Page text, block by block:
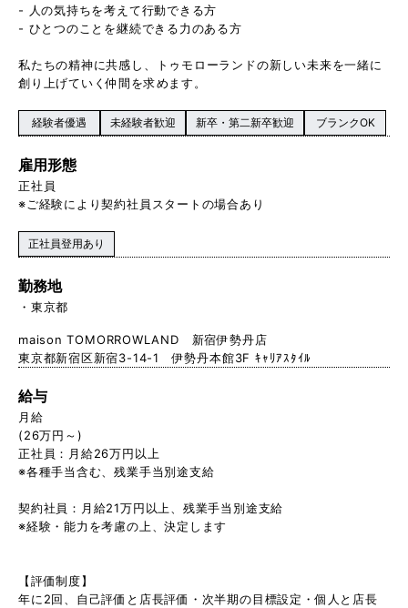
- 人の気持ちを考えて行動できる方
- ひとつのことを継続できる力のある方
私たちの精神に共感し、トゥモローランドの新しい未来を一緒に
創り上げていく仲間を求めます。
経験者優遇 未経験者歓迎 新卒・第二新卒歓迎 ブランクOK
雇用形態
正社員
※ご経験により契約社員スタートの場合あり
正社員登用あり
勤務地
東京都
maison TOMORROWLAND 新宿伊勢丹店
東京都新宿区新宿3-14-1 伊勢丹本館3F ｷｬﾘｱｽﾀｲﾙ
給与
月給
(26万円～)
正社員：月給26万円以上
※各種手当含む、残業手当別途支給
契約社員：月給21万円以上、残 業手当別途支給
※経験・能力を考慮の上、決定します
【評価制度】
年に2回、自己評価と店長評価・次半期の目標設定・個人と店長